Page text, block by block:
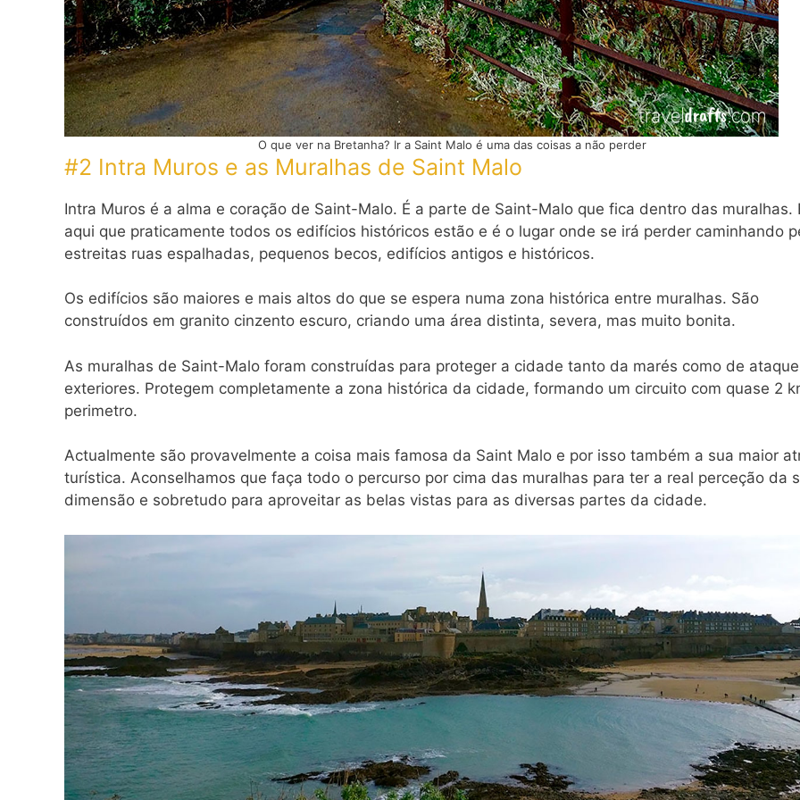
O que ver na Bretanha? Ir a Saint Malo é uma das coisas a não perder
#2 Intra Muros e as Muralhas de Saint Malo
Intra Muros é a alma e coração de Saint-Malo. É a parte de Saint-Malo que fica dentro das muralhas.
aqui que praticamente todos os edifícios históricos estão e é o lugar onde se irá perder caminhando
estreitas ruas espalhadas, pequenos becos, edifícios antigos e históricos.
Os edifícios são maiores e mais altos do que se espera numa zona histórica entre muralhas. São
construídos em granito cinzento escuro, criando uma área distinta, severa, mas muito bonita.
As muralhas de Saint-Malo foram construídas para proteger a cidade tanto da marés como de
exteriores. Protegem completamente a zona histórica da cidade, formando um circuito com quase 2
perimetro.
Actualmente são provavelmente a coisa mais famosa da Saint Malo e por isso também a sua maior
turística. Aconselhamos que faça todo o percurso por cima das muralhas para ter a real perceção da
dimensão e sobretudo para aproveitar as belas vistas para as diversas partes da cidade.